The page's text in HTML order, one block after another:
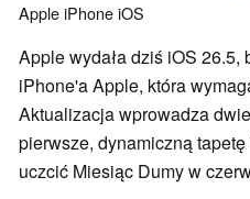
AppleiPhoneiOS
Apple wydała dziś iOS 26.5,
iPhone'a Apple, która
Aktualizacja wprowadza
pierwsze, dynamiczną
uczcić Miesiąc Dumy w